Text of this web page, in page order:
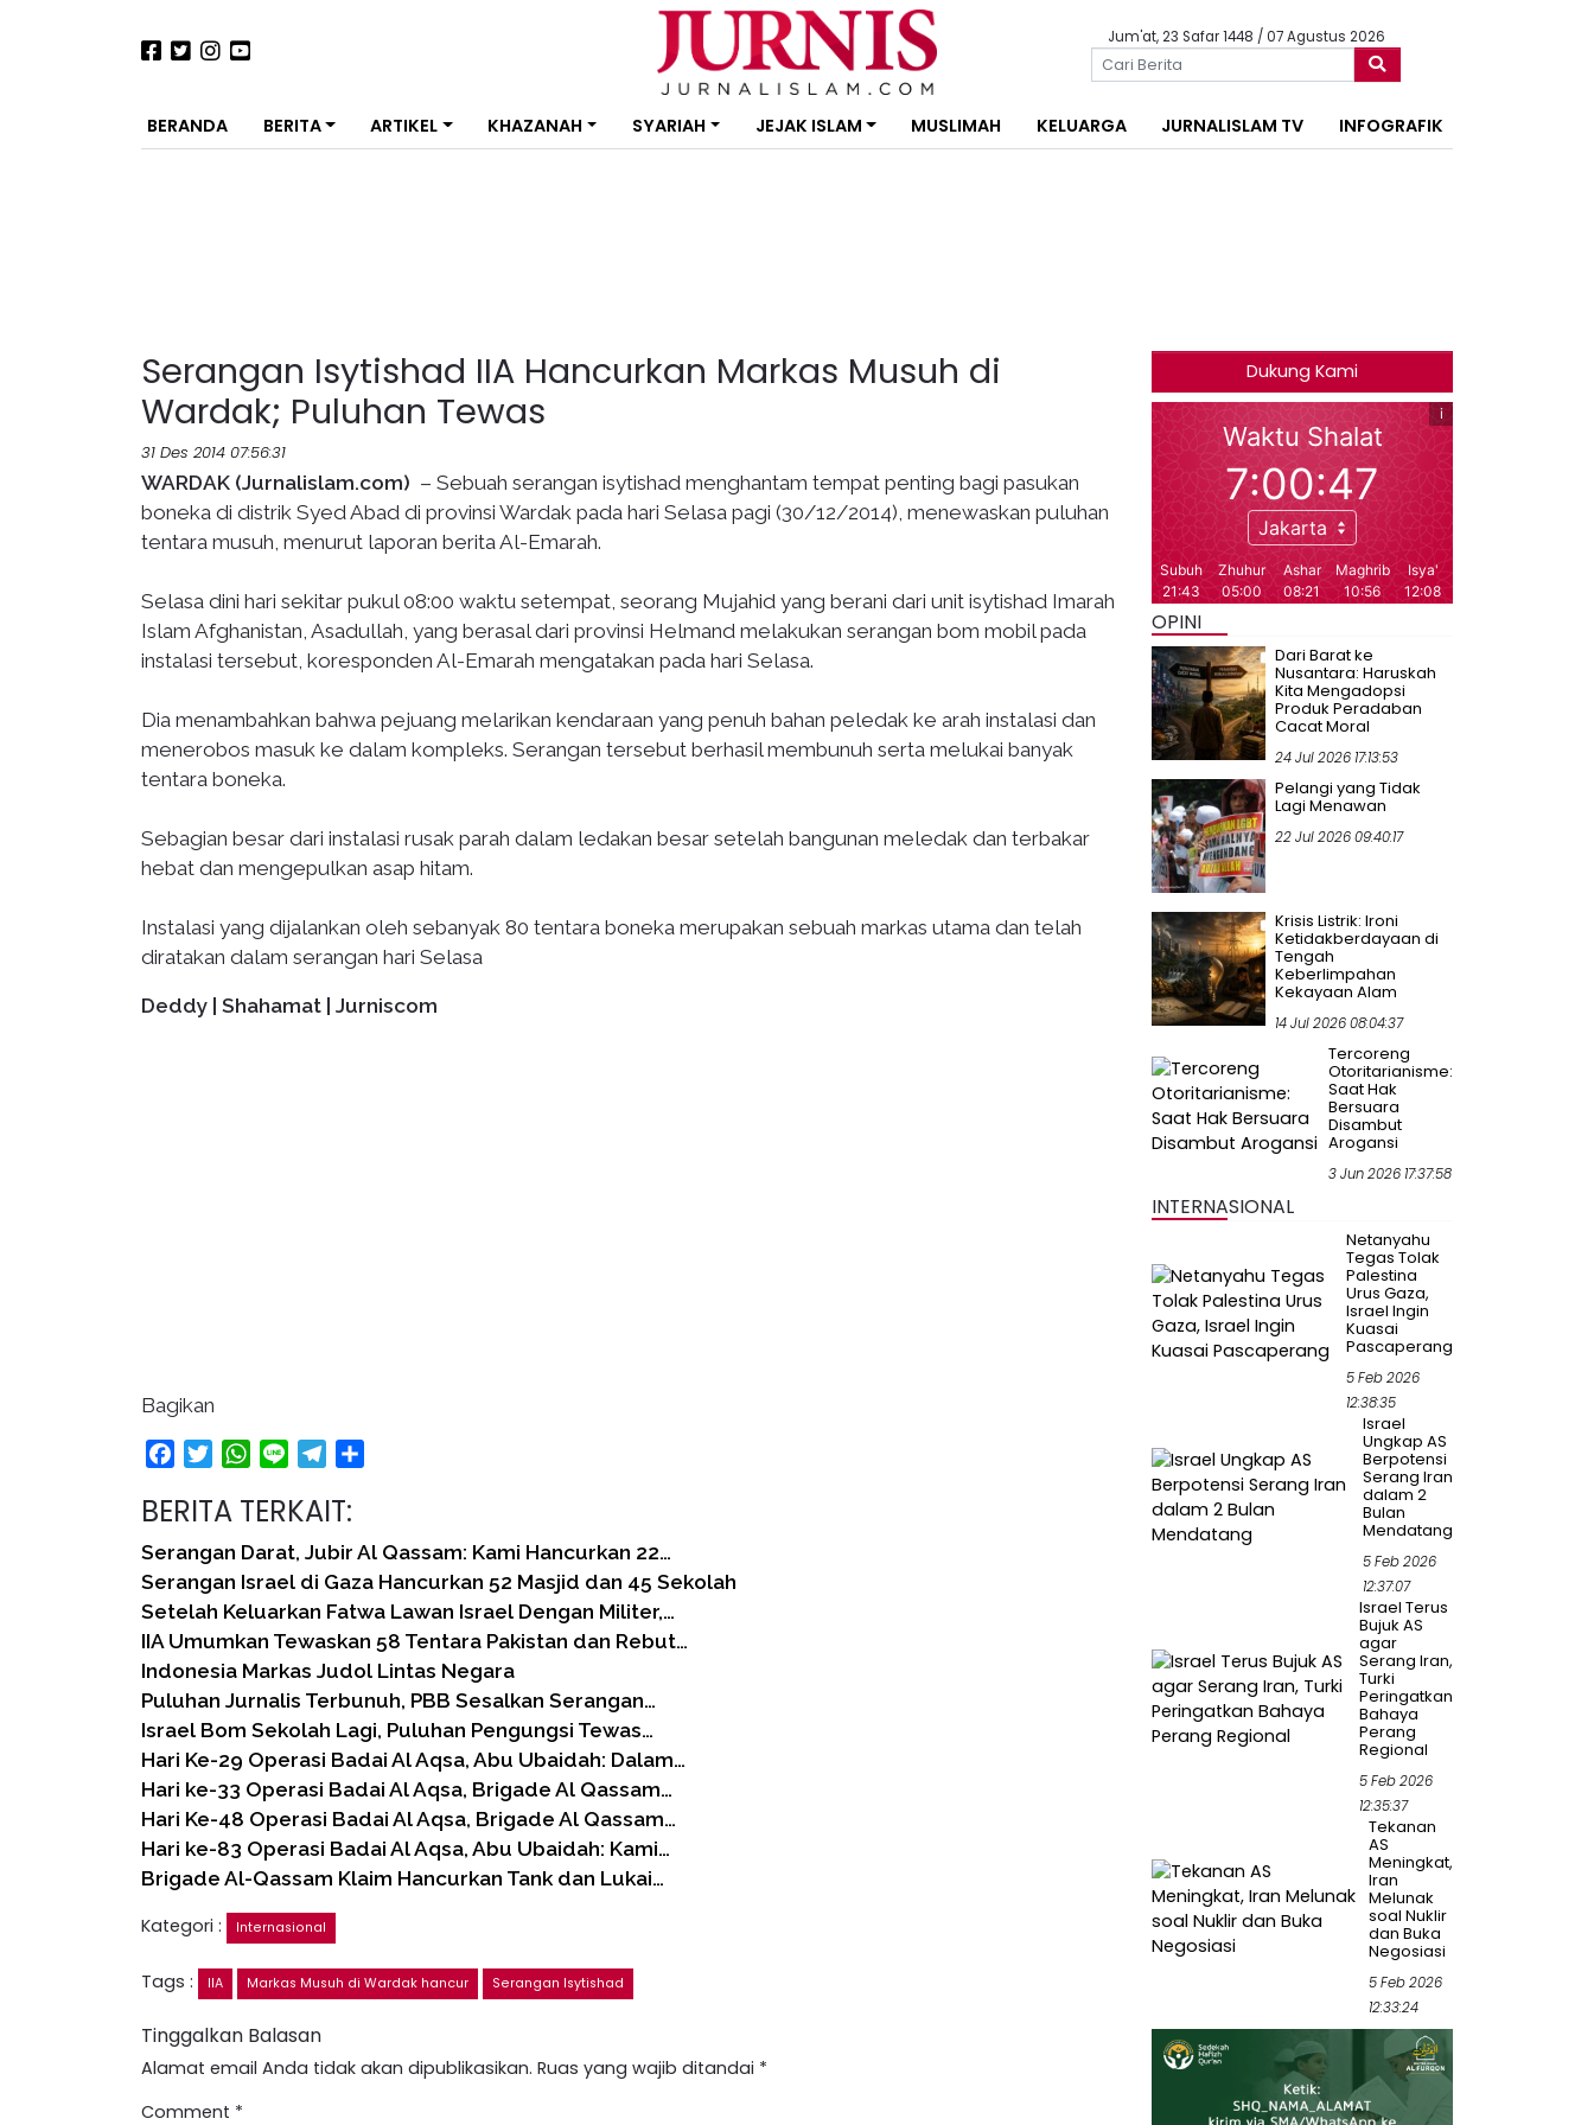
Jum'at, 23 Safar 1448 / 07 Agustus 2026
BERANDA BERITA ARTIKEL KHAZANAH SYARIAH JEJAK ISLAM MUSLIMAH KELUARGA JURNALISLAM TV INFOGRAFIK
Serangan Isytishad IIA Hancurkan Markas Musuh di
Wardak; Puluhan Tewas
31 Des 2014 07:56:31
WARDAK (Jurnalislam.com) – Sebuah serangan isytishad menghantam tempat penting bagi pasukan
boneka di distrik Syed Abad di provinsi Wardak pada hari Selasa pagi (30/12/2014), menewaskan puluhan
tentara musuh, menurut laporan berita Al-Emarah.
Selasa dini hari sekitar pukul 08:00 waktu setempat, seorang Mujahid yang berani dari unit isytishad Imarah
Islam Afghanistan, Asadullah, yang berasal dari provinsi Helmand melakukan serangan bom mobil pada
instalasi tersebut, koresponden Al-Emarah mengatakan pada hari Selasa.
Dia menambahkan bahwa pejuang melarikan kendaraan yang penuh bahan peledak ke arah instalasi dan
menerobos masuk ke dalam kompleks. Serangan tersebut berhasil membunuh serta melukai banyak
tentara boneka.
Sebagian besar dari instalasi rusak parah dalam ledakan besar setelah bangunan meledak dan terbakar
hebat dan mengepulkan asap hitam.
Instalasi yang dijalankan oleh sebanyak 80 tentara boneka merupakan sebuah markas utama dan telah
diratakan dalam serangan hari Selasa
Deddy | Shahamat | Jurniscom
Bagikan
FacebookTwitterWhatsApp
Line Telegram
BERITA TERKAIT:
Serangan Darat, Jubir Al Qassam: Kami Hancurkan 22…
Serangan Israel di Gaza Hancurkan 52 Masjid dan 45 Sekolah
Setelah Keluarkan Fatwa Lawan Israel Dengan Militer,…
IIA Umumkan Tewaskan 58 Tentara Pakistan dan Rebut…
Indonesia Markas Judol Lintas Negara
Puluhan Jurnalis Terbunuh, PBB Sesalkan Serangan…
Israel Bom Sekolah Lagi, Puluhan Pengungsi Tewas…
Hari Ke-29 Operasi Badai Al Aqsa, Abu Ubaidah: Dalam…
Hari ke-33 Operasi Badai Al Aqsa, Brigade Al Qassam…
Hari Ke-48 Operasi Badai Al Aqsa, Brigade Al Qassam…
Hari ke-83 Operasi Badai Al Aqsa, Abu Ubaidah: Kami…
Brigade Al-Qassam Klaim Hancurkan Tank dan Lukai…
Kategori :
Internasional
Tags : IIA Markas Musuh di Wardak hancur Serangan Isytishad
Tinggalkan Balasan
Alamat email Anda tidak akan dipublikasikan. Ruas yang wajib ditandai *
Comment *
Dukung Kami
OPINI
Dari Barat ke
Nusantara: Haruskah
Kita Mengadopsi
Produk Peradaban
Cacat Moral
24 Jul 2026 17:13:53
Pelangi yang Tidak
Lagi Menawan
22 Jul 2026 09:40:17
Krisis Listrik: Ironi
Ketidakberdayaan di
Tengah
Keberlimpahan
Kekayaan Alam
14 Jul 2026 08:04:37
Tercoreng
Otoritarianisme:
Saat Hak
Bersuara
Disambut
Arogansi
3 Jun 2026 17:37:58
INTERNASIONAL
Netanyahu
Tegas Tolak
Palestina
Urus Gaza,
Israel Ingin
Kuasai
Pascaperang
5 Feb 2026
12:38:35
Israel
Ungkap AS
Berpotensi
Serang Iran
dalam 2
Bulan
Mendatang
5 Feb 2026
12:37:07
Israel Terus
Bujuk AS
agar
Serang Iran,
Turki
Peringatkan
Bahaya
Perang
Regional
5 Feb 2026
12:35:37
Tekanan
AS
Meningkat,
Iran
Melunak
soal Nuklir
dan Buka
Negosiasi
5 Feb 2026
12:33:24